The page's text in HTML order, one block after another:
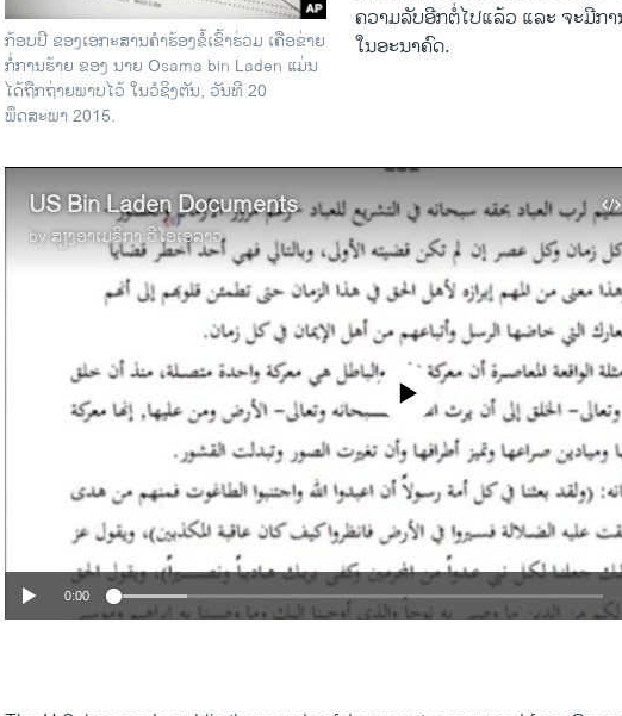
ກ້ອບປີ ຂອງເອກະສານຄຳຮ້ອງຂໍ້ເຂົ້າຮ່ວມ ເຄືອຂ່າຍ
ກໍ່ການຮ້າຍ ຂອງ ນາຍ Osama bin Laden ແມ່ນ
ໄດ້ຖືກຖ່າຍພາບໄວ້ ໃນວໍຊິງຕັນ, ວັນທີ 20
ພຶດສະພາ 2015.
ຄວາມ​ລັບ​ອີກ​ຕໍ່​ໄປແລ້ວ ​ແລະ ຈະ​ມີກາ
ໃນ​ອະນາ​ຄົດ.
US Bin Laden Documents
byສຽງອາເມຣິກາ ວີໂອເອລາວ
No media source currently available
0:00